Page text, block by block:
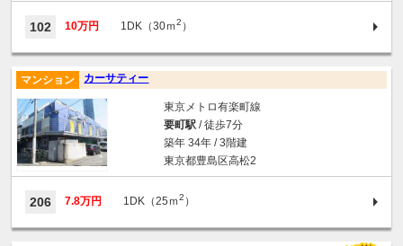
102 10万円 1DK（30ｍ2 ）
カーサティー
マンション
東京メトロ有楽町線
要町駅/ 徒歩7分
築年 34年 / 3階建
東京都豊島区高松2
206 7.8万円 1DK（25ｍ2 ）